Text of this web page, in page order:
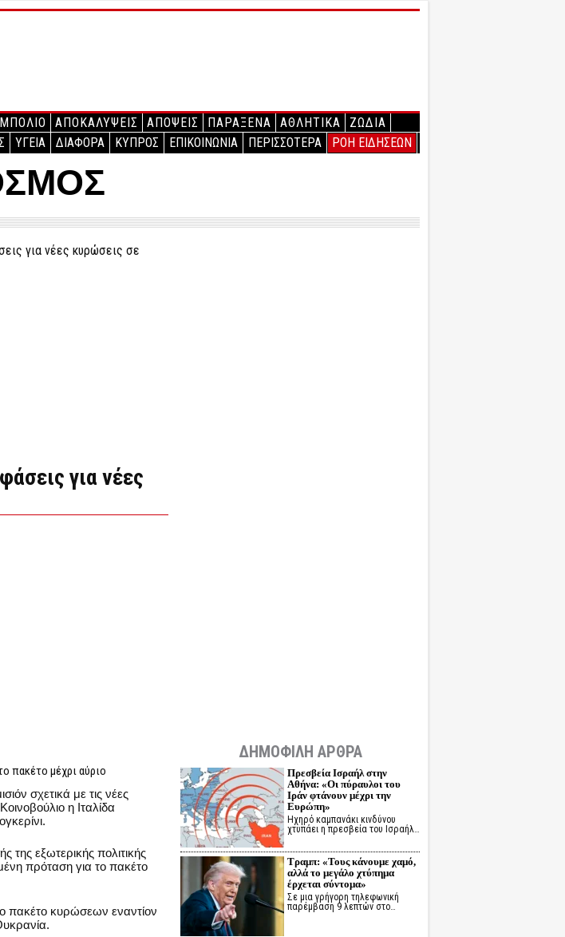
ΑΠΟΚΑΛΥΨΕΙΣ ΑΠΟΨΕΙΣ ΠΑΡΑΞΕΝΑ ΑΘΛΗΤΙΚΑ
ΖΩΔΙΑ
ΥΓΕΙΑ ΔΙΑΦΟΡΑ ΚΥΠΡΟΣ ΕΠΙΚΟΙΝΩΝΙΑ ΠΕΡΙΣΣΟΤΕΡΑ ΡΟΗ ΕΙΔΗΣΕΩΝ
για νέες
πακέτο μέχρι αύριο
σχετικά με τις νέες
η Ιταλίδα
της εξωτερικής πολιτικής
πρόταση για το πακέτο
πακέτο κυρώσεων εναντίον
ΔΗΜΟΦΙΛΗ ΑΡΘΡΑ
Πρεσβεία Ισραήλ στην
Αθήνα: «Οι πύραυλοι του
Ιράν φτάνουν μέχρι την
Ευρώπη»
Ηχηρό καμπανάκι κινδύνου
χτυπάει η πρεσβεία του Ισραήλ…
Τραμπ: «Τους κάνουμε χαμό,
αλλά το μεγάλο χτύπημα
έρχεται σύντομα»
Σε μια γρήγορη τηλεφωνική
παρέμβαση 9 λεπτών στο…